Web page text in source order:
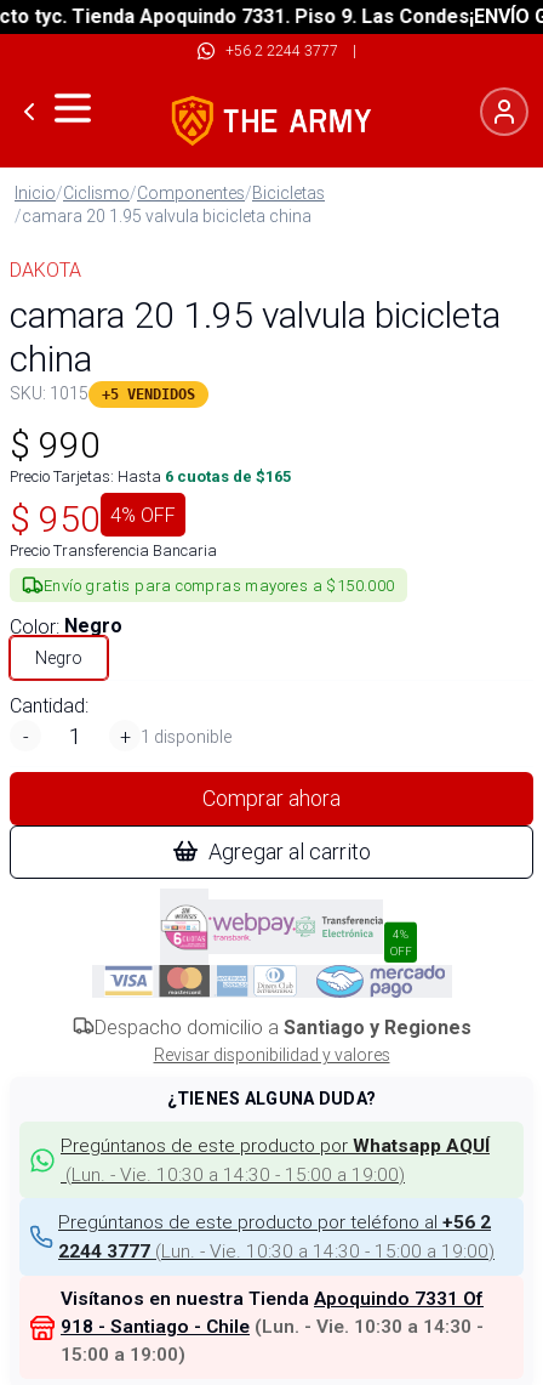
tyc. Tienda Apoquindo 7331. Piso 9. Las Condes¡ENVÍO
+56 2 2244 3777 |
Inicio/Ciclismo/Componentes/Bicicletas
/camara 20 1.95 valvula bicicleta china
DAKOTA
camara 20 1.95 valvula bicicleta
china
SKU: 1015 +5 VENDIDOS
$ 990
Precio Tarjetas: Hasta 6 cuotas de $165
$ 950 4% OFF
Precio Transferencia Bancaria
Envío gratis para compras mayores a $150.000
Color: Negro
Negro
Cantidad:
-
+ 1 disponible
Comprar ahora
Agregar al carrito
4%
OFF
Despacho domicilio a Santiago y Regiones
Revisar disponibilidad y valores
¿TIENES ALGUNA DUDA?
Pregúntanos de este producto por Whatsapp AQUÍ
(Lun. - Vie. 10:30 a 14:30 - 15:00 a 19:00)
Pregúntanos de este producto por teléfono al +56 2
2244 3777 (Lun. - Vie. 10:30 a 14:30 - 15:00 a 19:00)
Visítanos en nuestra Tienda Apoquindo 7331 Of
918 - Santiago - Chile (Lun. - Vie. 10:30 a 14:30 -
15:00 a 19:00)